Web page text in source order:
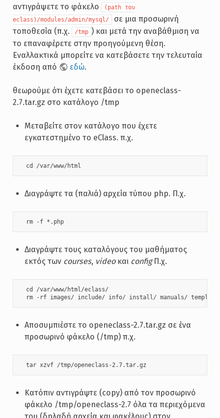
αντιγράψετε το φάκελο
(path του
eclass)/modules/admin/mysql/
σε μια προσωρινή
τοποθεσία (π.χ.
/tmp ) και μετά την αναβάθμιση να
το επαναφέρετε στην προηγούμενη θέση.
Εναλλακτικά μπορείτε να κατεβάσετε την τελευταία
έκδοση από
εδώ.
θεωρούμε ότι έχετε κατεβάσει το openeclass-
2.7.tar.gz στο κατάλογο /tmp
Μεταβείτε στον κατάλογο που έχετε
εγκατεστημένο το eClass. π.χ.
  cd /var/www/html
Διαγράψτε τα (παλιά) αρχεία τύπου php. Π.χ.
  rm -f *.php
Διαγράψτε τους καταλόγους του μαθήματος
εκτός των courses, videoκαι configΠ.χ.
  cd /var/www/html/eclass/
rm -rf images/ include/ info/ install/ manuals/
Αποσυμπιέστε το openeclass-2.7.tar.gz σε ένα
προσωρινό φάκελο (/tmp) π.χ.
  tar xzvf /tmp/openeclass-2.7.tar.gz
Κατόπιν αντιγράψτε (copy) από τον προσωρινό
φάκελο /tmp/openeclass-2.7 όλα τα περιεχόμενα